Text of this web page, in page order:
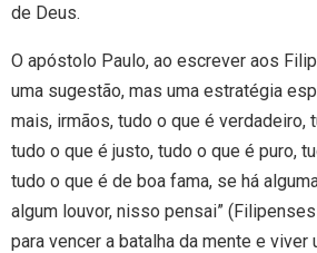
de Deus.
O apóstolo Paulo, ao escrever aos
uma sugestão, mas uma estratégia
mais, irmãos, tudo o que é verdadeiro,
tudo o que é justo, tudo o que é puro,
tudo o que é de boa fama, se há
algum louvor, nisso pensai”
para vencer a batalha da mente e viver